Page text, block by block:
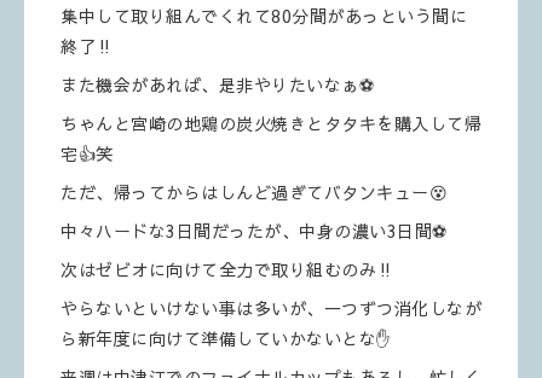
集中して取り組んでくれて80分間があっという間に
終了‼️
また機会があれば、是非やりたいなぁ⚽️
ちゃんと宮崎の地鶏の炭火焼きとタタキを購入して帰
宅👍笑
ただ、帰ってからはしんど過ぎてバタンキュー😵
中々ハードな3日間だったが、中身の濃い3日間⚽️
次はゼビオに向けて全力で取り組むのみ‼️
やらないといけない事は多いが、一つずつ消化しなが
ら新年度に向けて準備していかないとな✋